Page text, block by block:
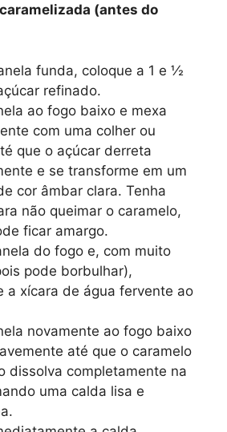
(antes do
funda, coloque a 1 e ½
refinado.
ao fogo baixo e mexa
com uma colher ou
que o açúcar derreta
e se transforme em um
cor âmbar clara. Tenha
não queimar o caramelo,
ficar amargo.
do fogo e, com muito
pode borbulhar),
a xícara de água fervente ao
novamente ao fogo baixo
até que o caramelo
dissolva completamente na
uma calda lisa e